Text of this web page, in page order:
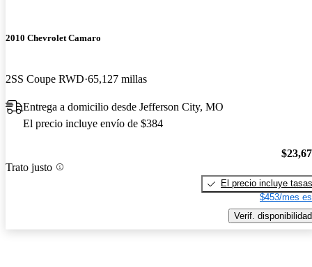
2010 Chevrolet Camaro
2SS Coupe RWD 65,127 millas
Entrega a domicilio desde Jefferson City, MO
El precio incluye envío de $384
Trato justo
El precio incluye tasas
$453/mes
Verif. disponibilidad